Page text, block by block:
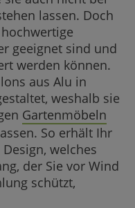
lassen. Doch
geeignet sind und
werden können.
aus Alu in
weshalb sie
Gartenmöbeln
So erhält Ihr
welches
der Sie vor Wind
schützt,